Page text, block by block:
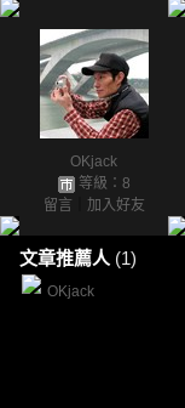
OKjack
等級：8
留言
加入好友
文章推薦人 (1)
OKjack